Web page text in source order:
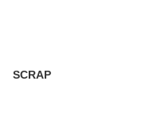
SCRAP